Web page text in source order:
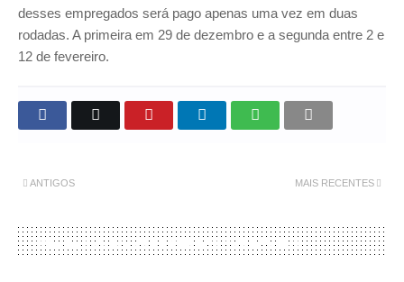
desses empregados será pago apenas uma vez em duas
rodadas. A primeira em 29 de dezembro e a segunda entre 2 e
12 de fevereiro.
MAIS RECENTES
ANTIGOS
TALVEZ VOCÊ GOSTE DESTAS POSTAGENS